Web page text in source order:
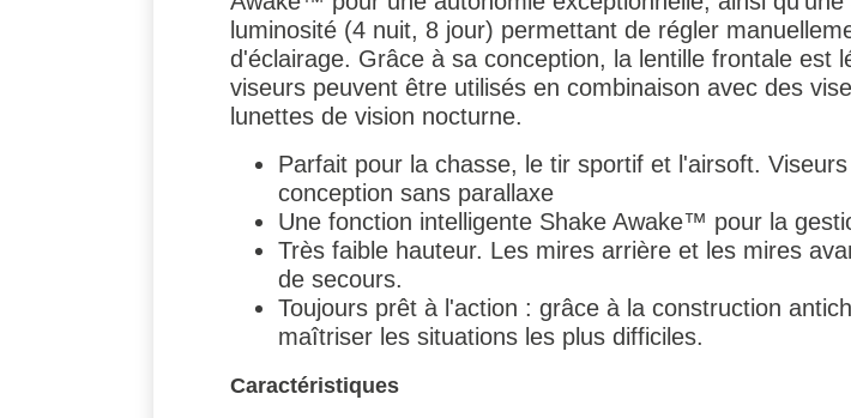
luminosité (4 nuit, 8 jour) permettant de régler
d'éclairage. Grâce à sa conception, la lentille frontale est
viseurs peuvent être utilisés en combinaison avec des
lunettes de vision nocturne.
Parfait pour la chasse, le tir sportif et l'airsoft.
conception sans parallaxe
Une fonction intelligente Shake Awake™ pour la
Très faible hauteur. Les mires arrière et les mires
de secours.
Toujours prêt à l'action : grâce à la construction
maîtriser les situations les plus difficiles.
Caractéristiques